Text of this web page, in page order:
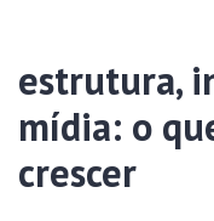
estrutura,
mídia: o
crescer